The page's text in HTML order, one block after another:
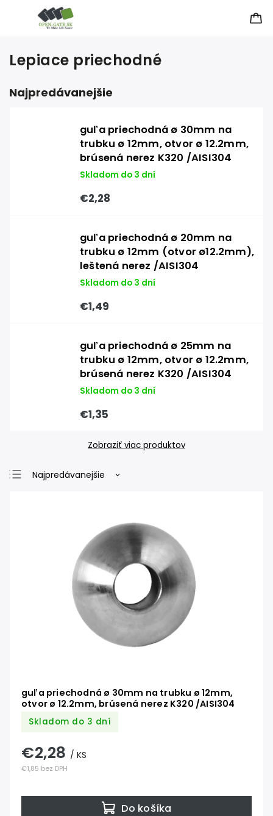
Lepiace priechodné
Najpredávanejšie
guľa priechodná ø 30mm na
trubku ø 12mm, otvor ø 12.2mm,
brúsená nerez K320 /AISI304
Skladom do 3 dní
€2,28
guľa priechodná ø 20mm na
trubku ø 12mm (otvor ø12.2mm),
leštená nerez /AISI304
Skladom do 3 dní
€1,49
guľa priechodná ø 25mm na
trubku ø 12mm, otvor ø 12.2mm,
brúsená nerez K320 /AISI304
Skladom do 3 dní
€1,35
Zobraziť viac produktov
Najpredávanejšie
guľa priechodná ø 30mm na trubku ø 12mm,
otvor ø 12.2mm, brúsená nerez K320 /AISI304
Skladom do 3 dní
€1,85 bez DPH
€2,28 / KS
Do košíka